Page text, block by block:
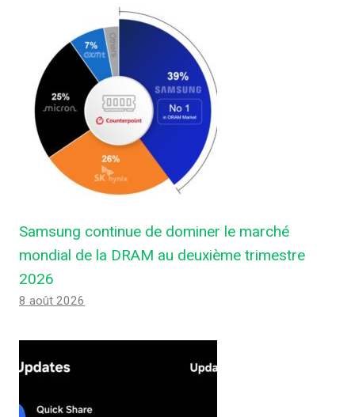
Samsung continue de dominer le marché
mondial de la DRAM au deuxième trimestre
2026
8 août 2026